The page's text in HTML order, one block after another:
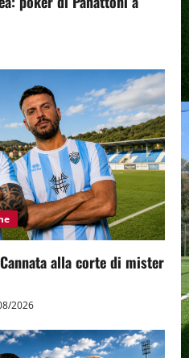
alla corte di mister
2026